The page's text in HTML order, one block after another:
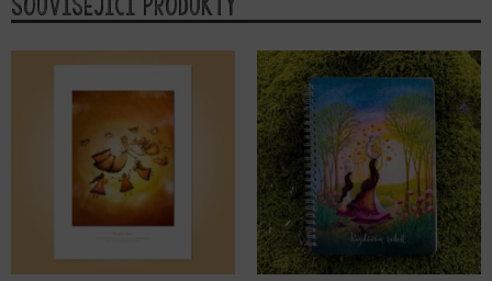
Tento produkt má více variant. Možnosti lze vybrat na stránce produktu